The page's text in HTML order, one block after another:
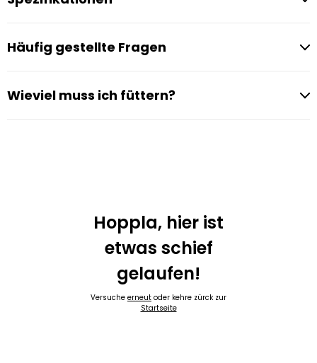
Häufig gestellte Fragen
Wieviel muss ich füttern?
Hoppla, hier ist
etwas schief
gelaufen!
Versuche erneut oder kehre zürck zur
Startseite